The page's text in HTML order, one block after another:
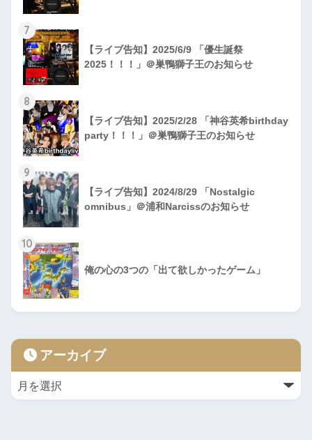
7
【ライブ告知】2025/6/9 「優生誕祭
2025！！！」＠巣鴨獅子王のお知らせ
8
【ライブ告知】2025/2/28 「神谷英希birthday
party！！！」＠巣鴨獅子王のお知らせ
9
【ライブ告知】2024/8/29 「Nostalgic
omnibus」＠浦和Narcissのお知らせ
10
俺の心の3つの「出て欲しかったゲーム」
アーカイブ